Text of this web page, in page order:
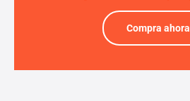
Compra ahora